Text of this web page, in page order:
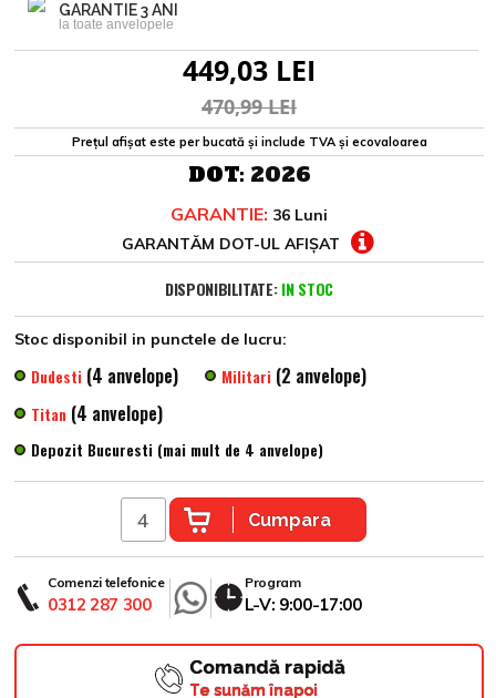
GARANTIE 3 ANI
la toate anvelopele
449,03 LEI
470,99 LEI
Prețul afișat este per bucată și include TVA și ecovaloarea
DOT: 2026
GARANTIE: 36 Luni
GARANTĂM DOT-UL AFIȘAT
DISPONIBILITATE: IN STOC
Stoc disponibil in punctele de lucru:
Dudesti (4 anvelope) Militari (2 anvelope)
Titan (4 anvelope)
Depozit Bucuresti (mai mult de 4 anvelope)
Cumpara
Comenzi telefonice
0312 287 300
Program
L-V: 9:00-17:00
Comandă rapidă
Te sunăm înapoi